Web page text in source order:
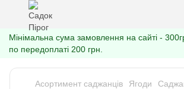
Мінімальна сума замовлення на сайті -
по передоплаті 200 грн.
Асортимент саджанців Ягоди